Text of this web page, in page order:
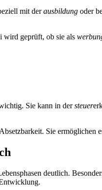
mit derausbildung oder
wird geprüft, ob sie als
Sie kann in dersteuer
Sie ermöglichen
deutlich.